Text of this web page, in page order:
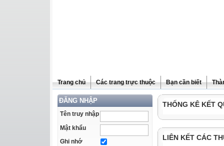
Trang chủ Các trang trực thuộc Bạn cần biết
ĐĂNG NHẬP
Tên truy nhập
Mật khẩu
Ghi nhớ
THỐNG KÊ KẾT
LIÊN KẾT CÁC